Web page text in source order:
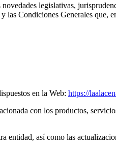
legislativas,
Condiciones Generales que,
en la Web: https://
con los productos,
entidad, así como las